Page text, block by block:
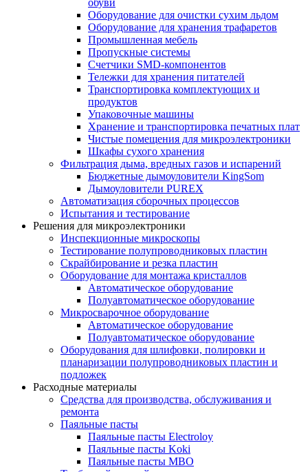
обуви
Оборудование для очистки сухим льдом
Оборудование для хранения трафаретов
Промышленная мебель
Пропускные системы
Счетчики SMD-компонентов
Тележки для xранения питателей
Транспортировка комплектующих и
продуктов
Упаковочные машины
Хранение и транспортировка печатных плат
Чистые помещения для микроэлектроники
Шкафы сухого хранения
Фильтрация дыма, вредных газов и испарений
Бюджетные дымоуловители KingSom
Дымоуловители PUREX
Автоматизация сборочных процессов
Испытания и тестирование
Решения для микроэлектроники
Инспекционные микроскопы
Тестирование полупроводниковых пластин
Скрайбирование и резка пластин
Оборудование для монтажа кристаллов
Автоматическое оборудование
Полуавтоматическое оборудование
Микросварочное оборудование
Автоматическое оборудование
Полуавтоматическое оборудование
Оборудования для шлифовки, полировки и
планаризации полупроводниковых пластин и
подложек
Расходные материалы
Средства для производства, обслуживания и
ремонта
Паяльные пасты
Паяльные пасты Electroloy
Паяльные пасты Koki
Паяльные пасты MBO